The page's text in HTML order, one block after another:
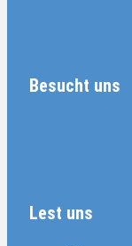
Besucht uns
Lest uns